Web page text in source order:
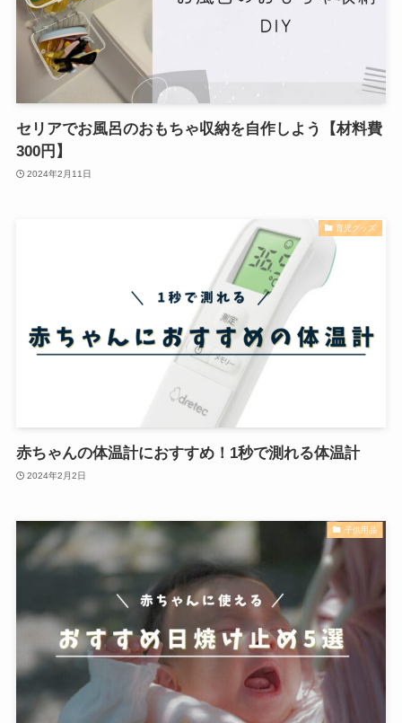
セリアでお風呂のおもちゃ収納を自作しよう【材料費
300円】
2024年2月11日
育児グッズ
赤ちゃんの体温計におすすめ！1秒で測れる体温計
2024年2月2日
子供用品